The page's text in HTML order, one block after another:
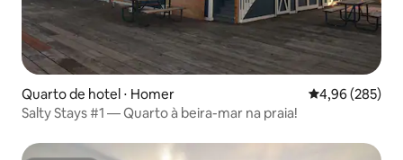
Quarto de hotel ⋅ Homer 4,96 de uma
4,96 (285)
Salty Stays #1 — Quarto à beira-mar na praia!